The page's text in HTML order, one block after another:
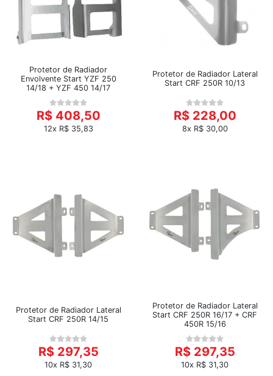
Protetor de Radiador
Envolvente Start YZF 250
14/18 + YZF 450 14/17
R$ 408,50
12x R$ 35,83
Protetor de Radiador Lateral
Start CRF 250R 10/13
R$ 228,00
8x R$ 30,00
Protetor de Radiador Lateral
Start CRF 250R 14/15
R$ 297,35
10x R$ 31,30
Protetor de Radiador Lateral
Start CRF 250R 16/17 + CRF
450R 15/16
R$ 297,35
10x R$ 31,30